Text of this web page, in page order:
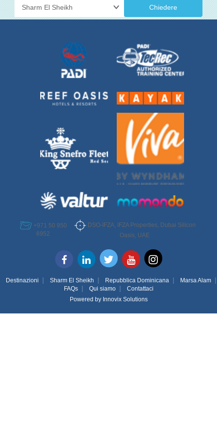
Chiedere
+971 50 950
6952
DSO-IFZA, IFZA Properties, Dubai Silicon
Oasis, UAE
Destinazioni Sharm El Sheikh Repubblica Dominicana
Marsa Alam
FAQs
Qui siamo
Contattaci
Powered by Innovix Solutions